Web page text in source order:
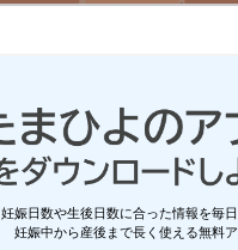
妊娠日数や生後日数に合った情報を毎
妊娠中から産後まで長く使える無料ア